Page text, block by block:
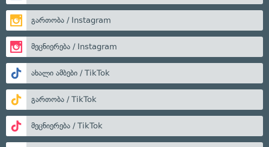
გართობა / Instagram
მეცნიერება / Instagram
ახალი ამბები / TikTok
გართობა / TikTok
მეცნიერება / TikTok